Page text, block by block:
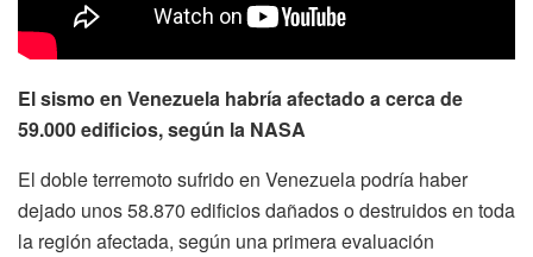
El sismo en Venezuela habría afectado a cerca de
59.000 edificios, según la NASA
El doble terremoto sufrido en Venezuela podría haber
dejado unos 58.870 edificios dañados o destruidos en toda
la región afectada, según una primera evaluación